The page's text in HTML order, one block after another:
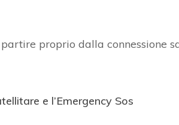
proprio dalla connessione
e l’Emergency Sos